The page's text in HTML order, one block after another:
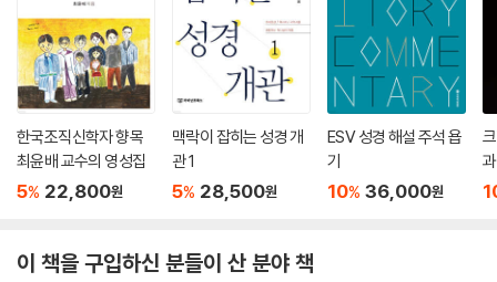
한국조직신학자 향목
최윤배 교수의 영성집
5% 22,800원
맥락이 잡히는 성경 개
관 1
5% 28,500원
ESV 성경 해설 주석 욥
기
10% 36,000원
이 책을 구입하신 분들이 산 분야 책